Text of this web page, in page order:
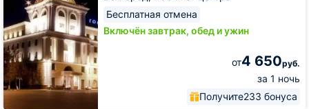
Бесплатная отмена
Включён завтрак, обед и ужин
от4 650руб.
за 1 ночь
Получите233 бонуса